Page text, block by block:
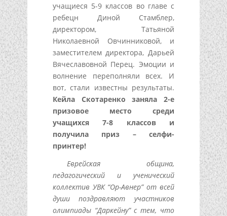
учащиеся 5-9 классов во главе с
ребецн Диной Стамблер,
директором, Татьяной
Николаевной Овчинниковой, и
заместителем директора, Дарьей
Вячеславовной Перец. Эмоции и
волнение переполняли всех. И
вот, стали известны результаты.
Кейла Скотаренко заняла 2-е
призовое место среди
учащихся 7-8 классов и
получила приз – селфи-
принтер!
Еврейская община,
педагогический и ученический
коллектив УВК “Ор-Авнер” от всей
души поздравляют участников
олимпиады “Даркейну” с тем, что